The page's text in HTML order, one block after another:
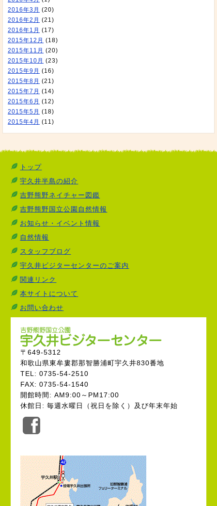
2016年3月 (20)
2016年2月 (21)
2016年1月 (17)
2015年12月 (18)
2015年11月 (20)
2015年10月 (23)
2015年9月 (16)
2015年8月 (21)
2015年7月 (14)
2015年6月 (12)
2015年5月 (18)
2015年4月 (11)
トップ
宇久井半島の紹介
吉野熊野ネイチャー図鑑
吉野熊野国立公園自然情報
お知らせ・イベント情報
自然情報
スタッフブログ
宇久井ビジターセンターのご案内
関連リンク
本サイトについて
お問い合わせ
〒649-5312
和歌山県東牟婁郡那智勝浦町宇久井830番地
TEL: 0735-54-2510
FAX: 0735-54-1540
開館時間: AM9:00～PM17:00
休館日: 毎週水曜日（祝日を除く）及び年末年始
式
Facebook